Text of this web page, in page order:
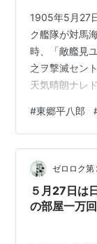
1905年5月27
ク艦隊が対馬
時、「敵艦見
之ヲ撃滅セン
天気晴朗ナレ
練を積んだ日
「皇国ノ興廃
を示すＺ旗が
来は「引き船
なかったが、
トの最後であ
#東郷平八郎
ゼロロク第
５月27日は
の部屋一万